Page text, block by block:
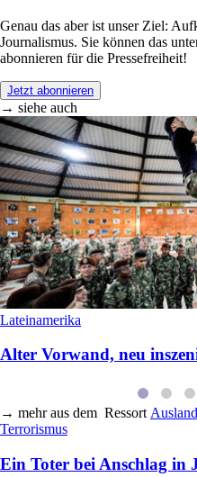
Genau das aber ist unser Ziel:
Journalismus. Sie können das
abonnieren für die Pressefreiheit!
Jetzt abonnieren
→ siehe auch
Lateinamerika
Alter Vorwand, neu
→ mehr aus dem Ressort Ausland
Terrorismus
Ein Toter bei Anschlag in